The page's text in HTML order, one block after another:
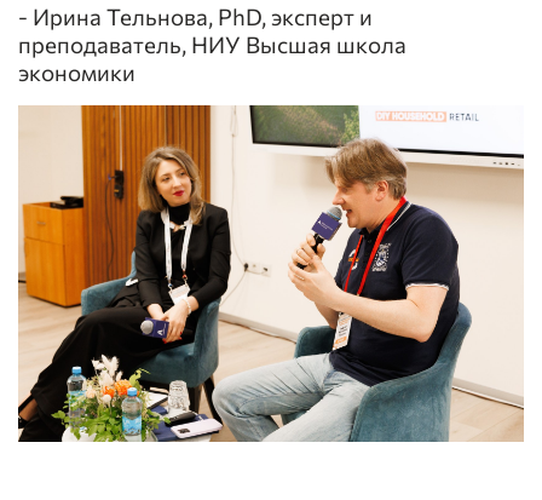
- Ирина Тельнова, PhD, эксперт и
преподаватель, НИУ Высшая школа
экономики